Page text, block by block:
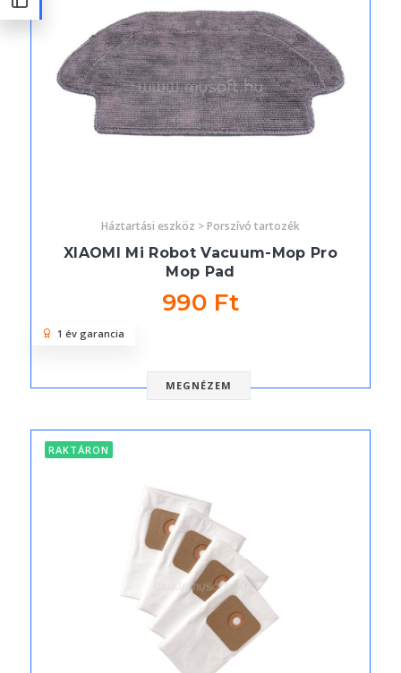
Háztartási eszköz > Porszívó tartozék
XIAOMI Mi Robot Vacuum-Mop Pro
Mop Pad
990 Ft
MEGNÉZEM
1 év garancia
RAKTÁRON